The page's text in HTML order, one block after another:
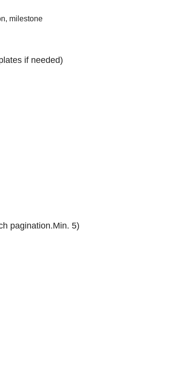
milestone
if needed)
pagination.Min. 5)